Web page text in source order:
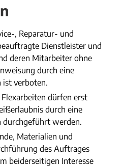
, Reparatur- und
Dienstleister und
deren Mitarbeiter ohne
durch eine
ist verboten.
dürfen erst
durch eine
werden.
Materialien und
des Auftrages
beiderseitigen Interesse